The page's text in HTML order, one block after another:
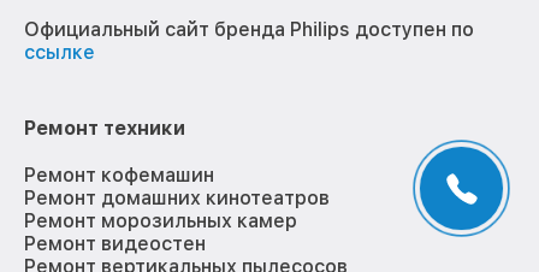
Официальный сайт бренда Philips доступен по
ссылке
Ремонт техники
Ремонт кофемашин
Ремонт домашних кинотеатров
Ремонт морозильных камер
Ремонт видеостен
Ремонт вертикальных пылесосов